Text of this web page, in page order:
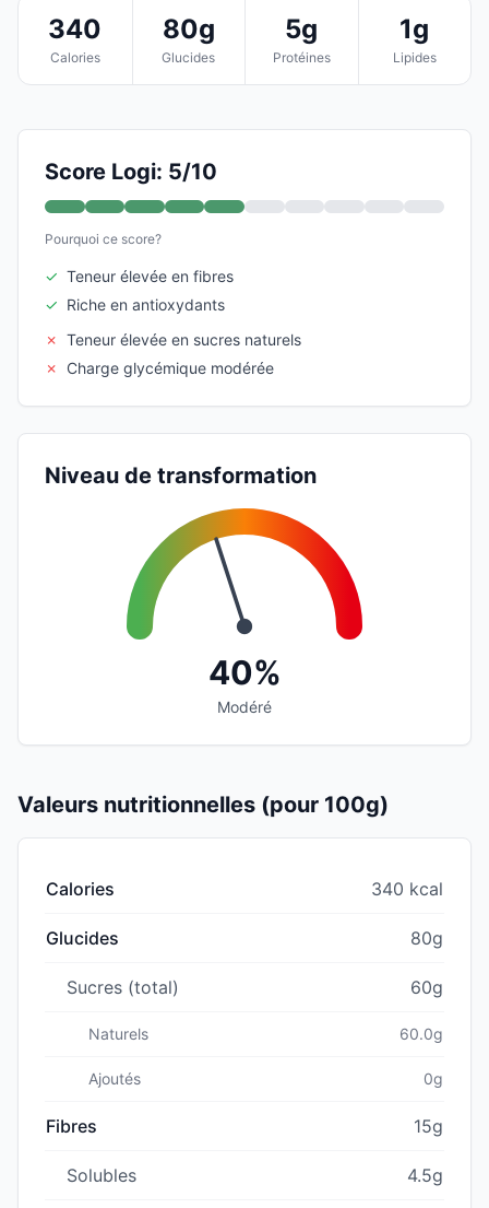
340
Calories
80g
Glucides
5g
Protéines
1g
Lipides
Score Logi: 5/10
Pourquoi ce score?
✓ Teneur élevée en fibres
✓ Riche en antioxydants
✗ Teneur élevée en sucres naturels
✗
Charge glycémique modérée
Niveau de transformation
40%
Modéré
Valeurs nutritionnelles (pour 100g)
Calories 340 kcal
Glucides 80g
Sucres (total) 60g
Naturels 60.0g
Ajoutés 0g
Fibres 15g
Solubles 4.5g